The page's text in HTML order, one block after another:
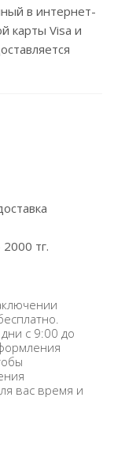
в интернет-
карты Visa и
тг.
с 9:00 до
вас время и